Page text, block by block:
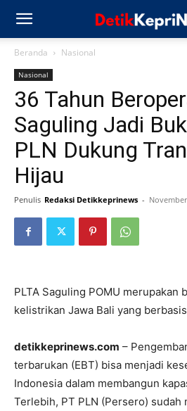
Beranda Nasional
Nasional
36 Tahun
Saguling Jadi
PLN Dukung
Hijau
Penulis Redaksi Detikkeprinews -
PLTA Saguling POMU merupakan
kelistrikan Jawa Bali yang
detikkeprinews.com –
terbarukan (EBT) bisa menjadi
Indonesia dalam membangun
Terlebih, PT PLN (Persero) sudah